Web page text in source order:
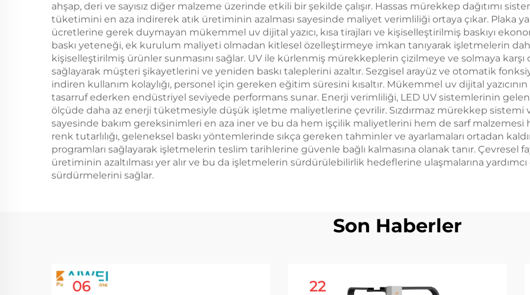
ahşap, deri ve sayısız diğer malzeme üzerinde etkili bir şekilde çalışır. Hassas mürekkep dağıtımı
tüketimini en aza indirerek atık üretiminin azalması sayesinde maliyet verimliliği ortaya çıkar. Plaka
ücretlerine gerek duymayan mükemmel uv dijital yazıcı, kısa tirajları ve kişiselleştirilmiş baskıyı
baskı yeteneği, ek kurulum maliyeti olmadan kitlesel özelleştirmeye imkan tanıyarak işletmelerin
kişiselleştirilmiş ürünler sunmasını sağlar. UV ile kürlenmiş mürekkeplerin çizilmeye ve solmaya
sağlayarak müşteri şikayetlerini ve yeniden baskı taleplerini azaltır. Sezgisel arayüz ve otomatik
indiren kullanım kolaylığı, personel için gereken eğitim süresini kısaltır. Mükemmel uv dijital
tasarruf ederken endüstriyel seviyede performans sunar. Enerji verimliliği, LED UV sistemlerinin
ölçüde daha az enerji tüketmesiyle düşük işletme maliyetlerine çevrilir. Sızdırmaz mürekkep
sayesinde bakım gereksinimleri en aza iner ve bu da hem işçilik maliyetlerini hem de sarf malzemesi
renk tutarlılığı, geleneksel baskı yöntemlerinde sıkça gereken tahminler ve ayarlamaları ortadan
programları sağlayarak işletmelerin teslim tarihlerine güvenle bağlı kalmasına olanak tanır. Çevresel
üretiminin azaltılması yer alır ve bu da işletmelerin sürdürülebilirlik hedeflerine ulaşmalarına
sürdürmelerini sağlar.
Son Haberler
06 22